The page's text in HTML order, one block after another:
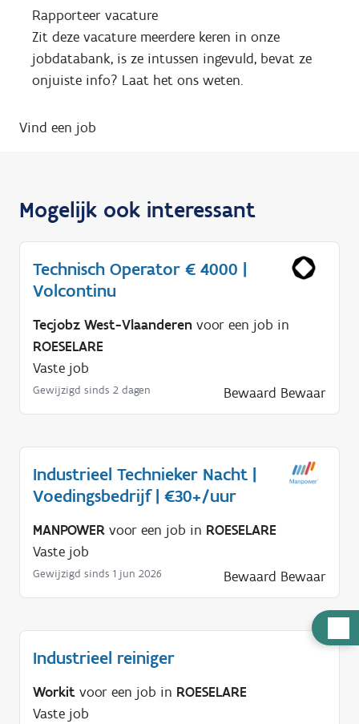
u
Rapporteer vacature
Zit deze vacature meerdere keren in onze
jobdatabank, is ze intussen ingevuld, bevat ze
onjuiste info? Laat het ons weten.
Vind een job
Mogelijk ook interessant
Technisch Operator € 4000 |
Volcontinu
Tecjobz West-Vlaanderen voor een job in
ROESELARE
Vaste job
Gewijzigd sinds 2 dagen Bewaard Bewaar
Industrieel Technieker Nacht |
Voedingsbedrijf | €30+/uur
MANPOWER voor een job in ROESELARE
Vaste job
Gewijzigd sinds 1 jun 2026 Bewaard Bewaar
Industrieel reiniger
Workit voor een job in ROESELARE
Vaste job